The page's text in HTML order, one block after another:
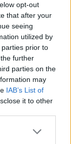
opt-out
that after your
seeing
utilized by
prior to
further
parties on the
may
IAB’s List of
it to other
more Google